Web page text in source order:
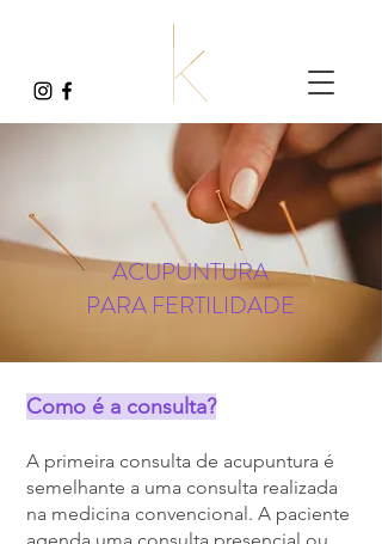
ACUPUNTURA
PARA FERTILIDADE
Como é a consulta?
A primeira consulta de acupuntura é
semelhante a uma consulta realizada
na medicina convencional. A paciente